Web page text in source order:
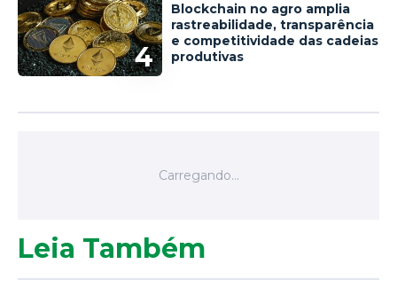
4
Blockchain no agro amplia
rastreabilidade, transparência
e competitividade das cadeias
produtivas
Leia Também